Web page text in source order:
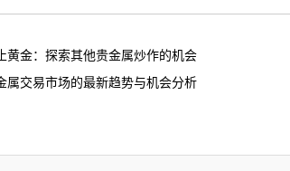
黄金：探索其他贵金属炒作的机会
属交易市场的最新趋势与机会分析